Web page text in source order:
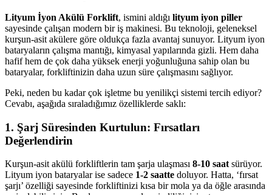
Lityum İyon Akülü Forklift, ismini aldığı lityum iyon piller
sayesinde çalışan modern bir iş makinesi. Bu teknoloji, geleneksel
kurşun-asit akülere göre oldukça fazla avantaj sunuyor. Lityum iyon
bataryaların çalışma mantığı, kimyasal yapılarında gizli. Hem daha
hafif hem de çok daha yüksek enerji yoğunluğuna sahip olan bu
bataryalar, forkliftinizin daha uzun süre çalışmasını sağlıyor.
Peki, neden bu kadar çok işletme bu yenilikçi sistemi tercih ediyor?
Cevabı, aşağıda sıraladığımız özelliklerde saklı:
1. Şarj Süresinden Kurtulun: Fırsatları
Değerlendirin
Kurşun-asit akülü forkliftlerin tam şarja ulaşması 8-10 saat sürüyor.
Lityum iyon bataryalar ise sadece 1-2 saatte doluyor. Hatta, ‘fırsat
şarjı’ özelliği sayesinde forkliftinizi kısa bir mola ya da öğle arasında